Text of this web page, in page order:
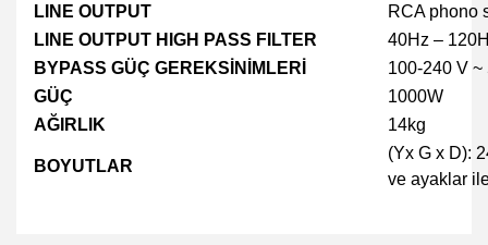
LINE OUTPUT
RCA phono
LINE OUTPUT HIGH PASS FILTER
40Hz –
BYPASS GÜÇ GEREKSİNİMLERİ
100-240 V ~
GÜÇ
1000W
AĞIRLIK
14kg
BOYUTLAR
(Yx G x D):
ve ayaklar